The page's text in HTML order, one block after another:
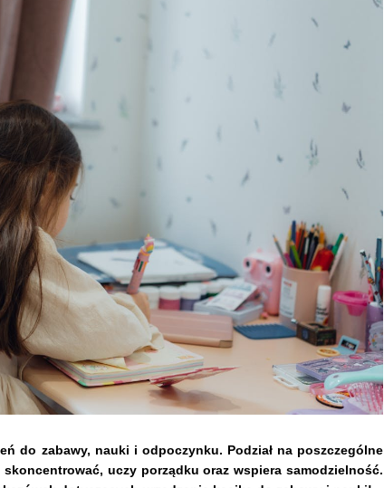
do zabawy, nauki i odpoczynku. Podział na poszczególne
uczy porządku oraz wspiera samodzielność.